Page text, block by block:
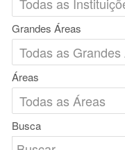
Grandes Áreas
Áreas
Busca